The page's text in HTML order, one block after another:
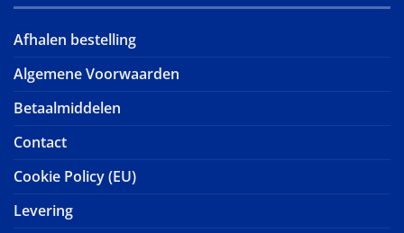
Afhalen bestelling
Algemene Voorwaarden
Betaalmiddelen
Contact
Cookie Policy (EU)
Levering